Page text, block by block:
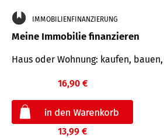
IMMOBILIENFINANZIERUNG
Meine Immobilie finanzieren
Haus oder Wohnung: kaufen,
16,90 €
13,99 €